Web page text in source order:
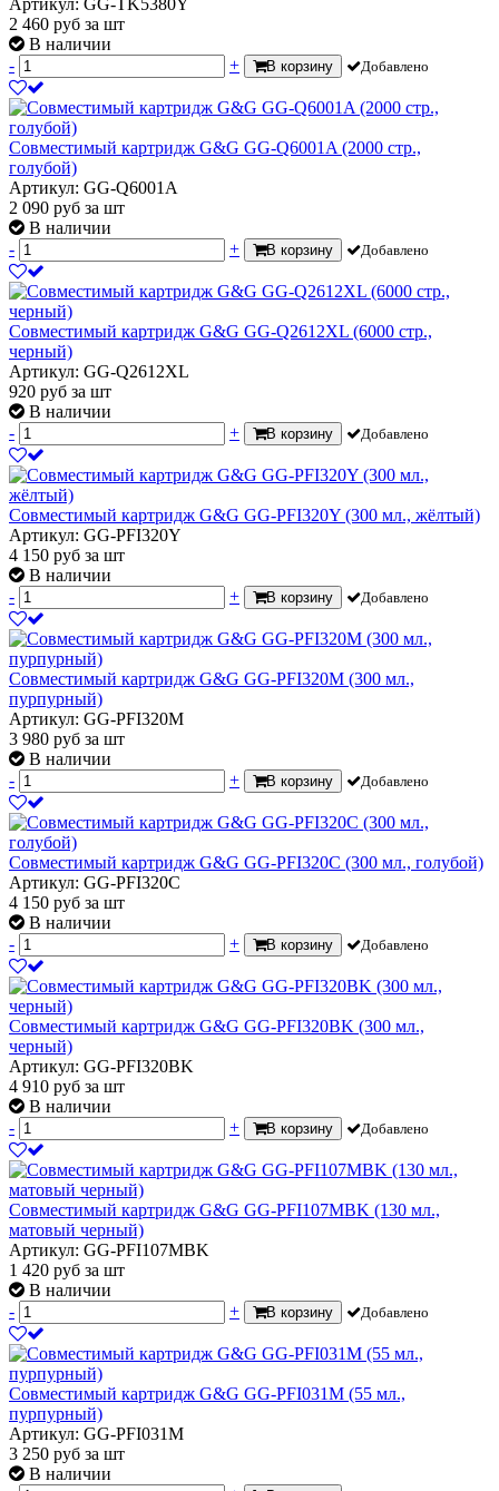
2 460 руб за шт
В наличии
-
+ В корзину Добавлено
Совместимый картридж G&G GG-Q6001A (2000 стр.,
голубой)
Артикул: GG-Q6001A
2 090 руб за шт
В наличии
-
+ В корзину Добавлено
Совместимый картридж G&G GG-Q2612XL (6000 стр.,
черный)
Артикул: GG-Q2612XL
920 руб за шт
В наличии
-
+ В корзину Добавлено
Совместимый картридж G&G GG-PFI320Y (300 мл., жёлтый)
Артикул: GG-PFI320Y
4 150 руб за шт
В наличии
-
+ В корзину Добавлено
Совместимый картридж G&G GG-PFI320M (300 мл.,
пурпурный)
Артикул: GG-PFI320M
3 980 руб за шт
В наличии
-
+ В корзину Добавлено
Совместимый картридж G&G GG-PFI320C (300 мл., голубой)
Артикул: GG-PFI320C
4 150 руб за шт
В наличии
-
+ В корзину Добавлено
Совместимый картридж G&G GG-PFI320BK (300 мл.,
черный)
Артикул: GG-PFI320BK
4 910 руб за шт
В наличии
-
+ В корзину Добавлено
Совместимый картридж G&G GG-PFI107MBK (130 мл.,
матовый черный)
Артикул: GG-PFI107MBK
1 420 руб за шт
В наличии
-
+ В корзину Добавлено
Совместимый картридж G&G GG-PFI031M (55 мл.,
пурпурный)
Артикул: GG-PFI031M
3 250 руб за шт
В наличии